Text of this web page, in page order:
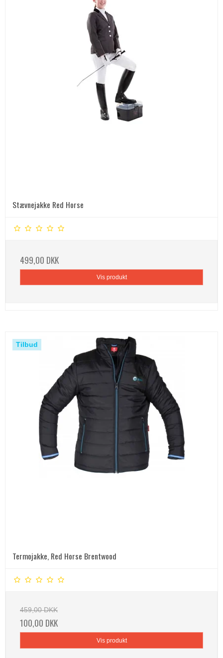
Stævnejakke Red Horse
499,00 DKK
Vis produkt
Tilbud
Termojakke, Red Horse Brentwood
459,00 DKK
100,00 DKK
Vis produkt